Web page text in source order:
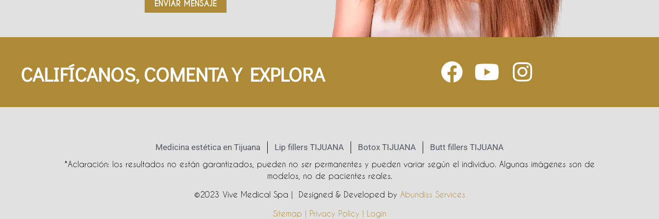
ENVIAR MENSAJE
CALIFÍCANOS, COMENTA Y EXPLORA
Medicina estética en Tijuana Lip fillers TIJUANA Botox TIJUANA Butt fillers TIJUANA
*Aclaración: los resultados no están garantizados, pueden no ser permanentes y pueden variar según el individuo. Algunas imágenes son de
modelos, no de pacientes reales.
©2023 Vive Medical Spa | Designed & Developed by Abundiss Services
Sitemap | Privacy Policy | Login